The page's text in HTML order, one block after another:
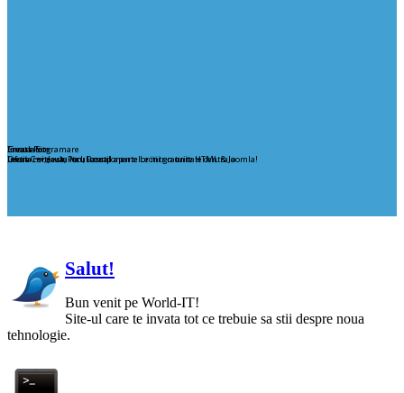
Creare Site
Ofera-i site-ului tau un stil aparte Lectii gratuite HTML & Joomla!
Invata Programare
Lectii C++, Java, Perl, Pascal
Simulator
Invata care este locul componentelor intr-o unitate centrala
Salut!
Bun venit pe World-IT!
Site-ul care te invata tot ce trebuie sa stii despre noua
tehnologie.